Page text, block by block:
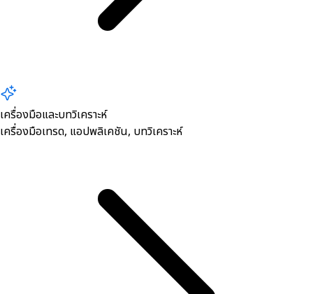
เครื่องมือและบทวิเคราะห์
เครื่องมือเทรด, ​แอปพลิเคชัน, บทวิเคราะห์